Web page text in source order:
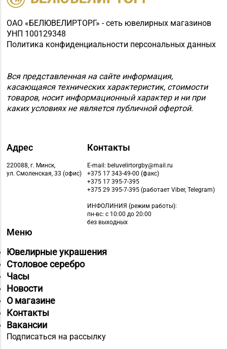
ОАО «БЕЛЮВЕЛИРТОРГ» - сеть ювелирных магазинов
УНП 100129348
Политика конфиденциальности персональных данных
Вся представленная на сайте информация,
касающаяся технических характеристик, стоимости
товаров, носит информационный характер и ни при
каких условиях не является публичной офертой.
Адрес
220088, г. Минск,
ул. Смоленская, 33 (офис)
Контакты
E-mail: beluvelirtorgby@mail.ru
+375 17 343-49-00 (факс)
+375 17 395-7-395
+375 29 395-7-395 (работает Viber, Telegram)
ИНФОЛИНИЯ (режим работы):
пн-вс: с 10:00 до 20:00
без выходных
Меню
Ювелирные украшения
Столовое серебро
Часы
Новости
О магазине
Контакты
Вакансии
Подписаться на рассылку